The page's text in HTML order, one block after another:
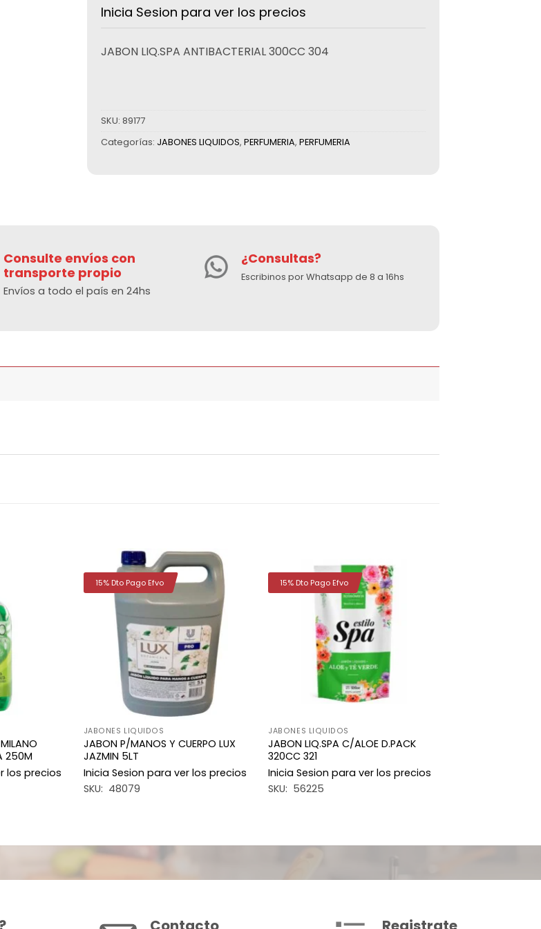
Inicia Sesion para ver los precios
JABON LIQ.SPA ANTIBACTERIAL 300CC 304
SKU: 89177
Categorías: JABONES LIQUIDOS, PERFUMERIA, PERFUMERIA
Consulte envíos con
transporte propio
Envíos a todo el país en 24hs
¿Consultas?
Escribinos por Whatsapp de 8 a 16hs
250M
los precios
a la
lista de
deseos
JABONES LIQUIDOS
JABON P/MANOS Y CUERPO LUX
JAZMIN 5LT
Inicia Sesion para ver los precios
SKU: 48079
15% Dto Pago Efvo
JABONES LIQUIDOS
JABON LIQ.SPA C/ALOE D.PACK
320CC 321
Inicia Sesion para ver los precios
SKU: 56225
15% Dto Pago Efvo